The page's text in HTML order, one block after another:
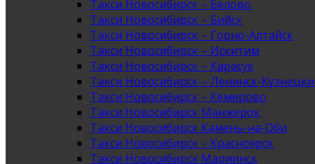
Такси Новосибирск – Белово
Такси Новосибирск – Бийск
Такси Новосибирск – Горно-Алтайск
Такси Новосибирск – Искитим
Такси Новосибирск – Карасук
Такси Новосибирск – Ленинск-
Такси Новосибирск – Кемерово
Такси Новосибирск Манжерок
Такси Новосибирск Камень-на-Оби
Такси Новосибирск – Красноярск
Такси Новосибирск Мариинск